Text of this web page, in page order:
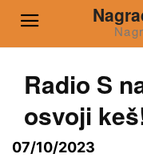
Radio S
osvoji
07/10/2023